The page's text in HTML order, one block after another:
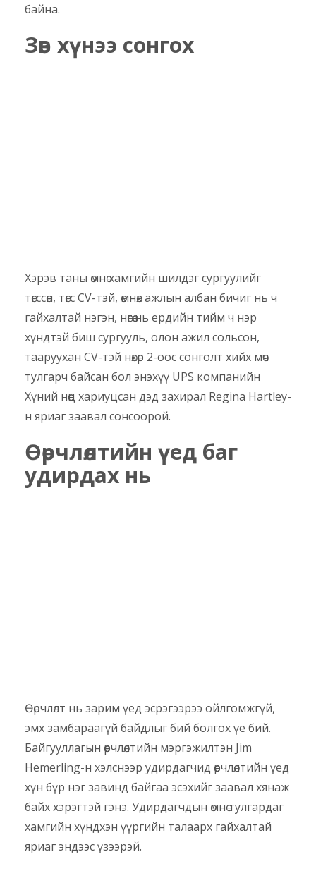
байна.
Зөв хүнээ сонгох
Хэрэв таны өмнө хамгийн шилдэг сургуулийг
төгссөн, төгс CV-тэй, өмнөх ажлын албан бичиг нь ч
гайхалтай нэгэн, нөгөө нь ердийн тийм ч нэр
хүндтэй биш сургууль, олон ажил сольсон,
тааруухан CV-тэй нөхөр 2-оос сонголт хийх мөч
тулгарч байсан бол энэхүү UPS компанийн
Хүний нөөц хариуцсан дэд захирал Regina Hartley-
н яриаг заавал сонсоорой.
Өөрчлөлтийн үед баг
удирдах нь
Өөрчлөлт нь зарим үед эсрэгээрээ ойлгомжгүй,
эмх замбараагүй байдлыг бий болгох үе бий.
Байгууллагын өөрчлөлтийн мэргэжилтэн Jim
Hemerling-н хэлснээр удирдагчид өөрчлөлтийн үед
хүн бүр нэг завинд байгаа эсэхийг заавал хянаж
байх хэрэгтэй гэнэ. Удирдагчдын өмнө тулгардаг
хамгийн хүндхэн үүргийн талаарх гайхалтай
яриаг эндээс үзээрэй.